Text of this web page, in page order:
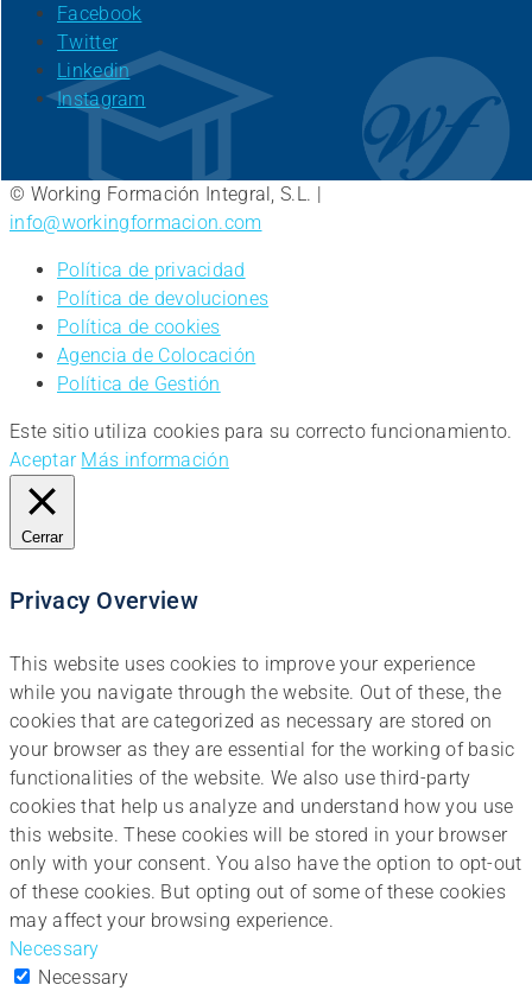
Facebook
Twitter
Linkedin
Instagram
© Working Formación Integral, S.L. |
info@workingformacion.com
Política de privacidad
Política de devoluciones
Política de cookies
Agencia de Colocación
Política de Gestión
Este sitio utiliza cookies para su correcto funcionamiento.
Aceptar Más información
Cerrar
Privacy Overview
This website uses cookies to improve your experience
while you navigate through the website. Out of these, the
cookies that are categorized as necessary are stored on
your browser as they are essential for the working of basic
functionalities of the website. We also use third-party
cookies that help us analyze and understand how you use
this website. These cookies will be stored in your browser
only with your consent. You also have the option to opt-out
of these cookies. But opting out of some of these cookies
may affect your browsing experience.
Necessary
Necessary